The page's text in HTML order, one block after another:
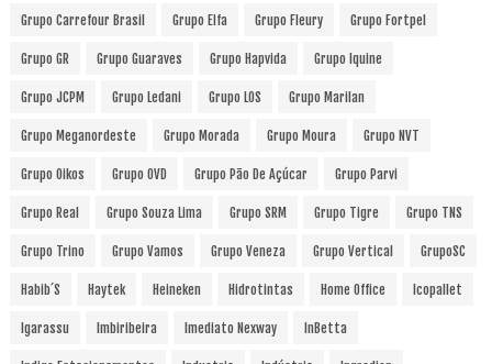
Grupo Carrefour Brasil Grupo Elfa Grupo Fleury Grupo Fortpel
Grupo GR Grupo Guaraves Grupo Hapvida Grupo Iquine
Grupo JCPM Grupo Ledani Grupo LOS Grupo Marilan
Grupo Meganordeste Grupo Morada Grupo Moura Grupo NVT
Grupo Oikos Grupo OVD Grupo Pão De Açúcar Grupo Parvi
Grupo Real Grupo Souza Lima Grupo SRM Grupo Tigre Grupo TNS
Grupo Trino Grupo Vamos Grupo Veneza Grupo Vertical GrupoSC
Habib´s Haytek Heineken Hidrotintas Home Office Icopallet
Igarassu Imbiribeira Imediato Nexway InBetta